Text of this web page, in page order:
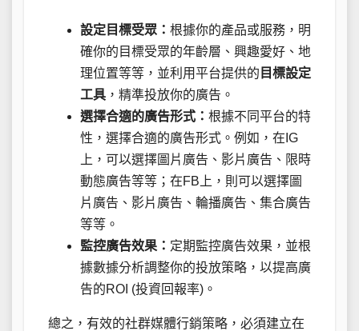
設定目標受眾： 根據你的產品或服務，明
確你的目標受眾的年齡層、興趣愛好、地
理位置等等，並利用平台提供的 目標設定
工具 ，精準投放你的廣告。
選擇合適的廣告形式： 根據不同平台的特
性，選擇合適的廣告形式。例如，在IG
上，可以選擇圖片廣告、影片廣告、限時
動態廣告等等；在FB上，則可以選擇圖
片廣告、影片廣告、輪播廣告、集合廣告
等等。
監控廣告效果： 定期監控廣告效果，並根
據數據分析調整你的投放策略，以提高廣
告的ROI (投資回報率)。
總之，有效的社群媒體行銷策略，必須建立在